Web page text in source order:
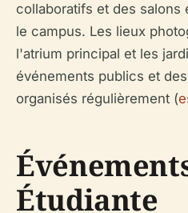
collaboratifs et des salons
le campus. Les lieux
l'atrium principal et les
événements publics et
organisés régulièrement (
Étudiante